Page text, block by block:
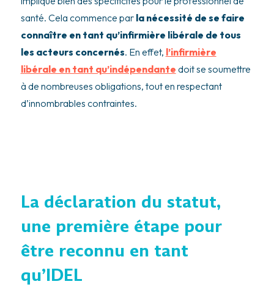
santé. Cela commence parla nécessité de se faire
connaître en tant qu’infirmière libérale de tous
les acteurs concernés. En effet, l’infirmière
libérale en tant qu’indépendante doit se soumettre
à de nombreuses obligations, tout en respectant
d’innombrables contraintes.
La déclaration du statut,
une première étape pour
être reconnu en tant
qu’IDEL